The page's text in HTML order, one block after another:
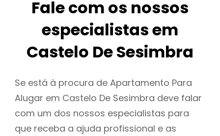
Fale com os nossos
especialistas em
Castelo De Sesimbra
Se está à procura de Apartamento Para
Alugar em Castelo De Sesimbra deve falar
com um dos nossos especialistas para
que receba a ajuda profissional e as